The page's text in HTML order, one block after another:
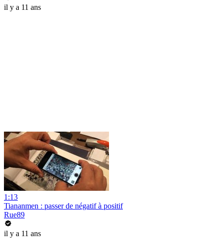
il y a 11 ans
1:13
Tiananmen : passer de négatif à positif
Rue89
il y a 11 ans